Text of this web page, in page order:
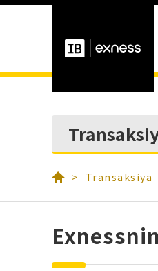
Transaksiya